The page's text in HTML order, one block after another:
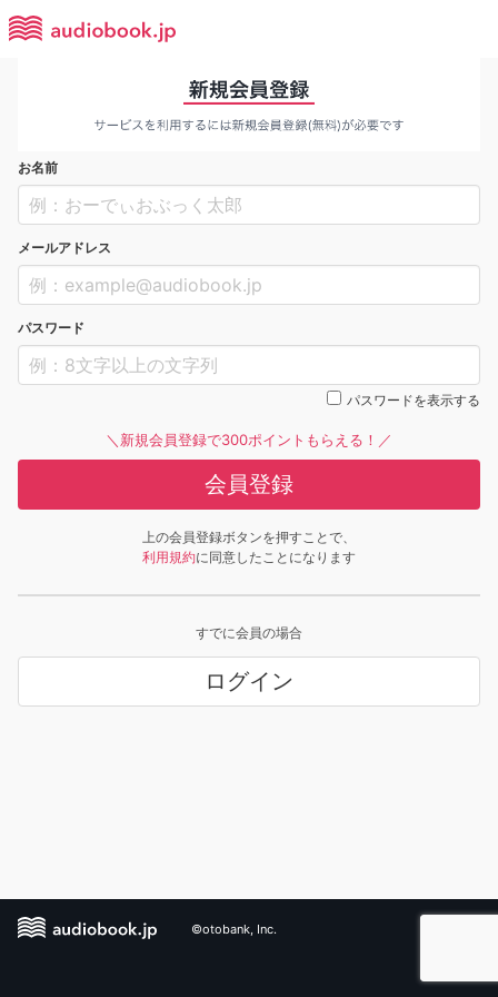
お名前
メールアドレス
パスワード
パスワードを表示する
＼新規会員登録で300ポイントもらえる！／
会員登録
上の会員登録ボタンを押すことで、
利用規約に同意したことになります
すでに会員の場合
ログイン
©otobank, Inc.